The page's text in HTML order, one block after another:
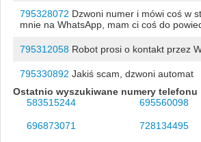
795328072 Dzwoni numer i mówi coś w
mnie na WhatsApp, mam ci coś do
795312058Robot prosi o kontakt przez
795330892 Jakiś scam, dzwoni automat
Ostatnio wyszukiwane numery telefonu
583515244
695560098
696873071 728134495